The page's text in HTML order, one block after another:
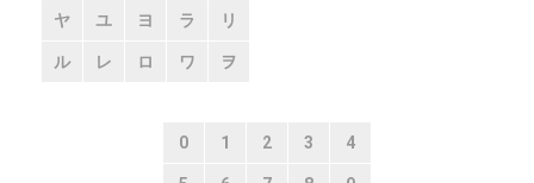
ヤ ユ ヨ ラ リ
ル レ ロ ワ ヲ
0 1 2 3 4